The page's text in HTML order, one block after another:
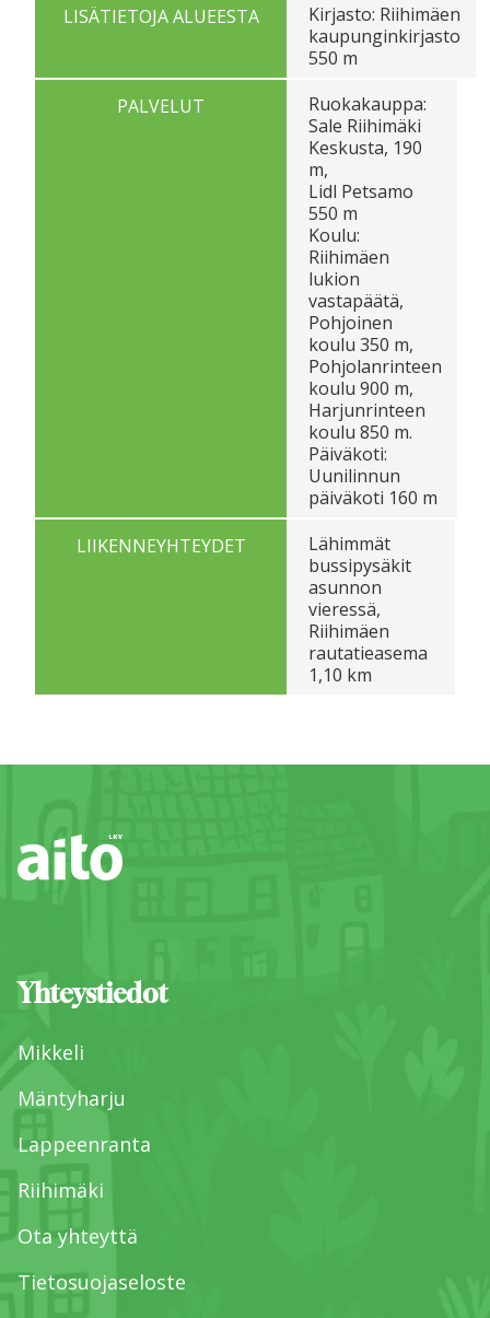
LISÄTIETOJA ALUEESTA
Kirjasto: Riihimäen
kaupunginkirjasto
550 m
PALVELUT
Ruokakauppa:
Sale Riihimäki
Keskusta, 190
m,
Lidl Petsamo
550 m
Koulu:
Riihimäen
lukion
vastapäätä,
Pohjoinen
koulu 350 m,
Pohjolanrinteen
koulu 900 m,
Harjunrinteen
koulu 850 m.
Päiväkoti:
Uunilinnun
päiväkoti 160 m
LIIKENNEYHTEYDET
Lähimmät
bussipysäkit
asunnon
vieressä,
Riihimäen
rautatieasema
1,10 km
Yhteystiedot
Mikkeli
Mäntyharju
Lappeenranta
Riihimäki
Ota yhteyttä
Tietosuojaseloste